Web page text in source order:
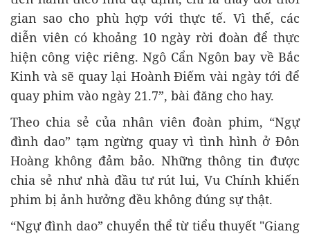
gian sao cho phù hợp với thực tế. Vì thế, các
diễn viên có khoảng 10 ngày rời đoàn để thực
hiện công việc riêng. Ngô Cẩn Ngôn bay về Bắc
Kinh và sẽ quay lại Hoành Điếm vài ngày tới để
quay phim vào ngày 21.7”, bài đăng cho hay.
Theo chia sẻ của nhân viên đoàn phim, “Ngự
đình dao” tạm ngừng quay vì tình hình ở Đôn
Hoàng không đảm bảo. Những thông tin được
chia sẻ như nhà đầu tư rút lui, Vu Chính khiến
phim bị ảnh hưởng đều không đúng sự thật.
“Ngự đình dao” chuyển thể từ tiểu thuyết "Giang